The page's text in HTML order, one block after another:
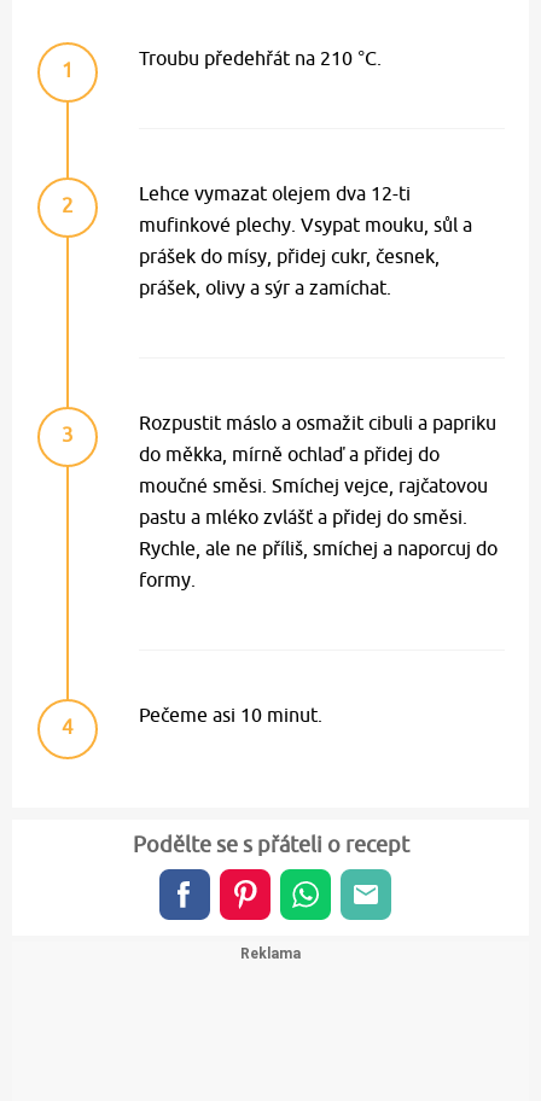
1 Troubu předehřát na 210 °C.
2
Lehce vymazat olejem dva 12-ti
mufinkové plechy. Vsypat mouku, sůl a
prášek do mísy, přidej cukr, česnek,
prášek, olivy a sýr a zamíchat.
3
Rozpustit máslo a osmažit cibuli a papriku
do měkka, mírně ochlaď a přidej do
moučné směsi. Smíchej vejce, rajčatovou
pastu a mléko zvlášť a přidej do směsi.
Rychle, ale ne příliš, smíchej a naporcuj do
formy.
4 Pečeme asi 10 minut.
Podělte se s přáteli o recept